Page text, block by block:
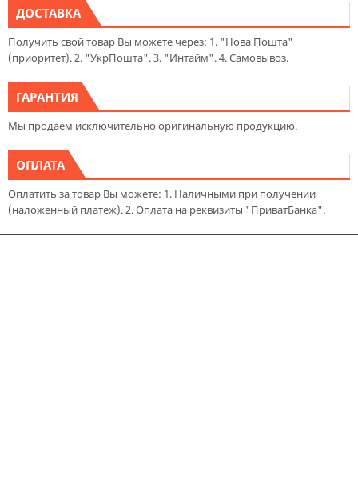
ДОСТАВКА
Получить свой товар Вы можете через: 1. "Нова Пошта"
(приоритет). 2. "УкрПошта". 3. "Интайм". 4. Самовывоз.
ГАРАНТИЯ
Мы продаем исключительно оригинальную продукцию.
ОПЛАТА
Оплатить за товар Вы можете: 1. Наличными при получении
(наложенный платеж). 2. Оплата на реквизиты "ПриватБанка".